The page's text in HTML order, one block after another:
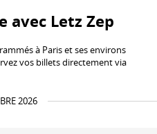
avec Letz Zep
à Paris et ses environs
vos billets directement via
2026